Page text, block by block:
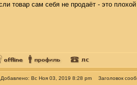
товар сам себя не продаёт - это
Добавлено: Вс Ноя 03, 2019 8:28 pm Заголовок